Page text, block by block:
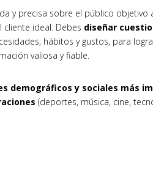
y precisa sobre el público objetivo
ideal. Debes diseñar
hábitos y gustos, para
valiosa y fiable.
demográficos y sociales más
(deportes, música, cine,